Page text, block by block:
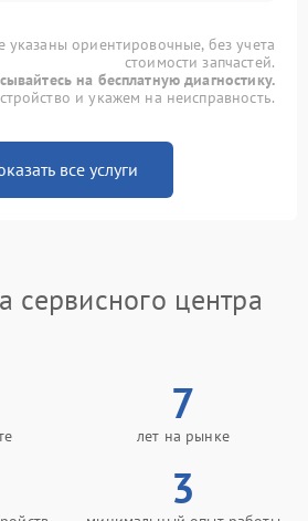
указаны ориентировочные, без учета
стоимости запчастей.
на бесплатную диагностику.
и укажем на неисправность.
все услуги
сервисного центра
7
лет на рынке
3